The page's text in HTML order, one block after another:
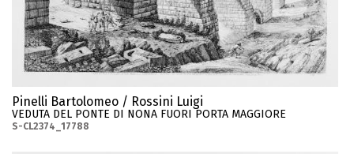
Pinelli Bartolomeo / Rossini Luigi
VEDUTA DEL PONTE DI NONA FUORI PORTA MAGGIORE
S-CL2374_17788